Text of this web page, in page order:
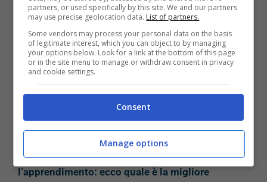
Gli sportivi esultano
Anche i nostri campioni e, in generale, gli sportivi di
tutto il Paese hanno esultato dinnanzi a questa
notizia.Un Paese più sportivo, infatti, è uno che
educa i figli fin dai primi anni della loro vita e
della loro formazione scolastica.
LEGGI ANCHE:La merenda a scuola può aiutare
l’apprendimento: ecco quale è la migliore
partners, or used specifically by this site. We and our partners
may use precise geolocation data. List of partners.
Some vendors may process your personal data on the basis
of legitimate interest, which you can object to by managing
your options below. Look for a link at the bottom of this page
or in the site menu to manage or withdraw consent in privacy
and cookie settings.
Consent
Manage options